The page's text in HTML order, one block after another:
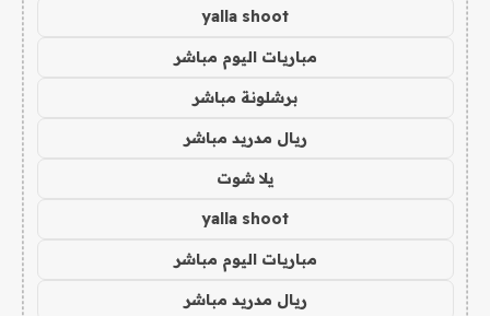
yalla shoot
مباريات اليوم مباشر
برشلونة مباشر
ريال مدريد مباشر
يلا شوت
yalla shoot
مباريات اليوم مباشر
ريال مدريد مباشر